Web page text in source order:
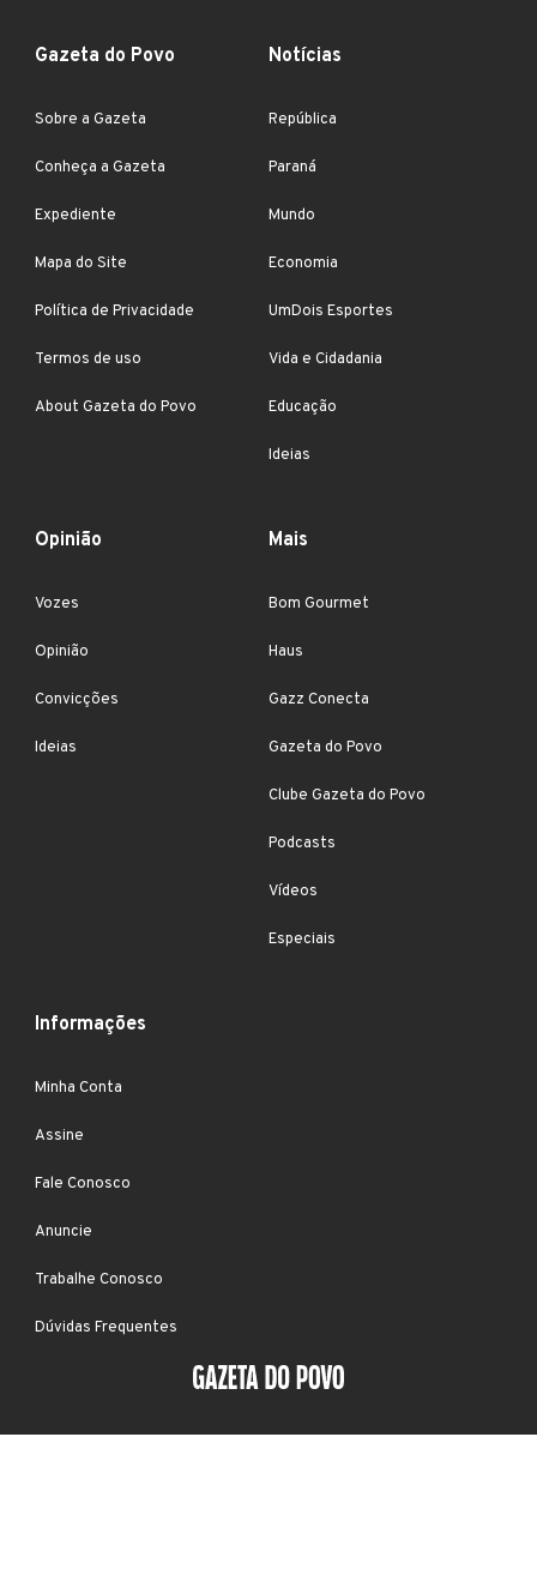
Gazeta do Povo
Sobre a Gazeta
Conheça a Gazeta
Expediente
Mapa do Site
Política de Privacidade
Termos de uso
About Gazeta do Povo
Notícias
República
Paraná
Mundo
Economia
UmDois Esportes
Vida e Cidadania
Educação
Ideias
Opinião
Vozes
Opinião
Convicções
Ideias
Mais
Bom Gourmet
Haus
Gazz Conecta
Gazeta do Povo
Clube Gazeta do Povo
Podcasts
Vídeos
Especiais
Informações
Minha Conta
Assine
Fale Conosco
Anuncie
Trabalhe Conosco
Dúvidas Frequentes